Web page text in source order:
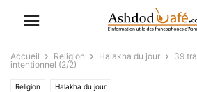
Accueil Religion Halakha du jour
39
intentionnel (2/2)
Religion Halakha du jour